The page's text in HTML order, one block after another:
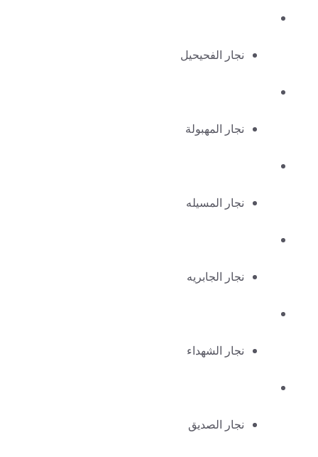
نجار الفحيحيل
نجار المهبولة
نجار المسيله
نجار الجابريه
نجار الشهداء
نجار الصديق